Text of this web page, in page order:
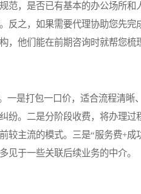
范，是否已有基本的办公场所
反之，如果需要代理协助您先
，他们能在前期咨询时就帮您梳
是打包一口价，适合流程清晰
纷。二是分阶段收费，将办理
较主流的模式。三是“服务费+
见于一些关联后续业务的中介。